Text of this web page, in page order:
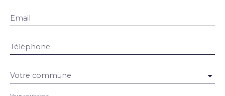
Email
Téléphone
Votre commune